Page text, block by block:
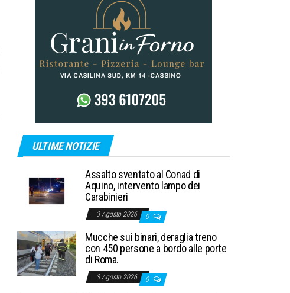
ULTIME NOTIZIE
Assalto sventato al Conad di
Aquino, intervento lampo dei
Carabinieri
3 Agosto 2026 0
Mucche sui binari, deraglia treno
con 450 persone a bordo alle porte
di Roma.
3 Agosto 2026 0